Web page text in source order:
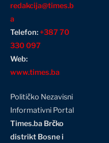
redakcija@times.b
a
Telefon:+387 70
330 097
Web:
www.times.ba
Političko Nezavisni
Informativni Portal
Times.ba Brčko
distrikt Bosne i